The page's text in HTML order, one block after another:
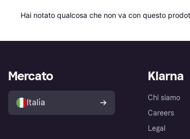
Hai notato qualcosa che non va con questo
Klarna
Chi siamo
Careers
Legal
Mercato
Italia